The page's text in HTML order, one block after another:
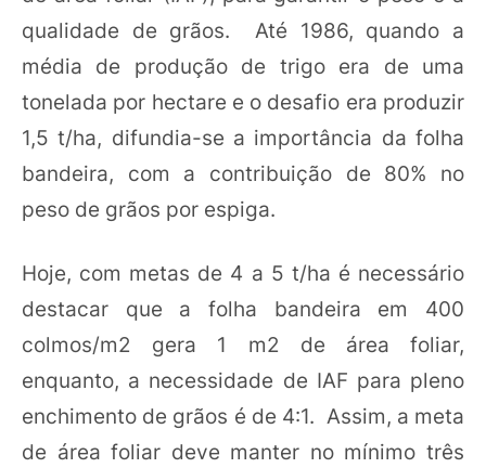
qualidade de grãos. Até 1986, quando a
média de produção de trigo era de uma
tonelada por hectare e o desafio era produzir
1,5 t/ha, difundia-se a importância da folha
bandeira, com a contribuição de 80% no
peso de grãos por espiga.
Hoje, com metas de 4 a 5 t/ha é necessário
destacar que a folha bandeira em 400
colmos/m2 gera 1 m2 de área foliar,
enquanto, a necessidade de IAF para pleno
enchimento de grãos é de 4:1. Assim, a meta
de área foliar deve manter no mínimo três